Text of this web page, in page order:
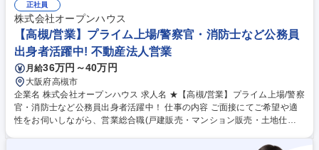
85%以上が年収アップを実現！圧倒的な企業の成長から現在年間400名の
キャリア採用実施中！今チャンスを掴みませんか？■2025年4月から営業
総合職の最低月給が36万円に引き上げられました！固定給が高く、インセ
ンティブ比率も高いです。中途入社者の90%が未経験からスタートです
が、年次を問わず実力に応じた役職や報酬をご用意します。変更の範囲：
当社グループの業務全般 募集職種 ★【梅田/営業】プライム上場/警察官・
消防士など公務員出身者活躍中！
正社員
株式会社オープンハウス
【高槻/営業】プライム上場/警察官・消防士など公務員
出身者活躍中! 不動産法人営業
月給36万円～40万円
大阪府高槻市
企業名 株式会社オープンハウス 求人名 ★【高槻/営業】プライム上場/警察
官・消防士など公務員出身者活躍中！ 仕事の内容 ご面接にてご希望や適
性をお伺いしながら、営業総合職(戸建販売・マンション販売・土地仕入